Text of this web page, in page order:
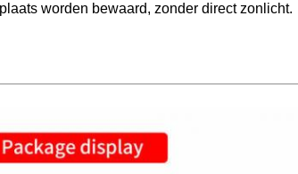
worden bewaard, zonder direct zonlicht.